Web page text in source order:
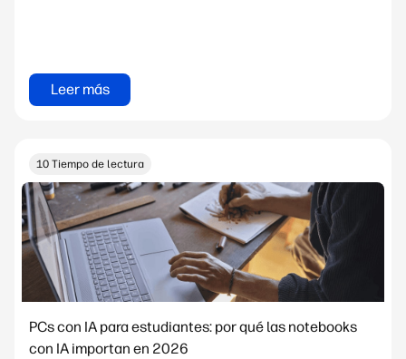
Leer más
10 Tiempo de lectura
PCs con IA para estudiantes: por qué las notebooks
con IA importan en 2026